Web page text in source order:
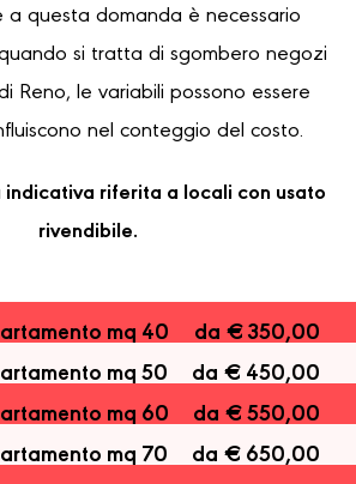
a questa domanda è necessario
si tratta di sgombero negozi
Reno, le variabili possono essere
nel conteggio del costo.
indicativa riferita a locali con usato
rivendibile.
mq 40
da € 350,00
mq 50
da € 450,00
mq 60
da € 550,00
mq 70
da € 650,00